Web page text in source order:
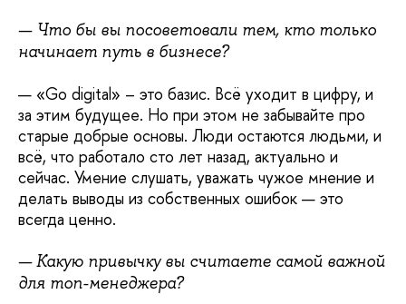
— Что бы вы посоветовали тем, кто только
начинает путь в бизнесе?
— «Go digital» – это базис. Всё уходит в цифру, и
за этим будущее. Но при этом не забывайте про
старые добрые основы. Люди остаются людьми, и
всё, что работало сто лет назад, актуально и
сейчас. Умение слушать, уважать чужое мнение и
делать выводы из собственных ошибок — это
всегда ценно.
— Какую привычку вы считаете самой важной
для топ-менеджера?